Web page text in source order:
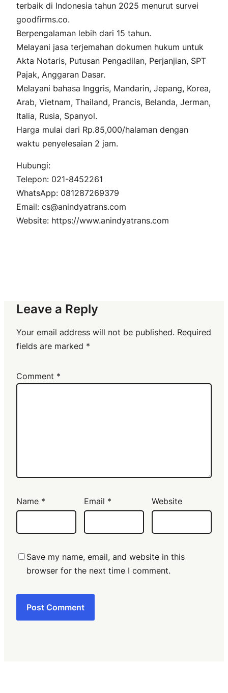
terbaik di Indonesia tahun 2025 menurut survei
goodfirms.co.
Berpengalaman lebih dari 15 tahun.
Melayani jasa terjemahan dokumen hukum untuk
Akta Notaris, Putusan Pengadilan, Perjanjian, SPT
Pajak, Anggaran Dasar.
Melayani bahasa Inggris, Mandarin, Jepang, Korea,
Arab, Vietnam, Thailand, Prancis, Belanda, Jerman,
Italia, Rusia, Spanyol.
Harga mulai dari Rp.85,000/halaman dengan
waktu penyelesaian 2 jam.
Hubungi:
Telepon: 021-8452261
WhatsApp: 081287269379
Email: cs@anindyatrans.com
Website: https://www.anindyatrans.com
Leave a Reply
Your email address will not be published. Required
fields are marked *
Comment *
Name * Email * Website
Save my name, email, and website in this
browser for the next time I comment.